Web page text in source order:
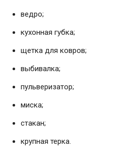
ведро;
кухонная губка;
щетка для ковров;
выбивалка;
пульверизатор;
миска;
стакан;
крупная терка.